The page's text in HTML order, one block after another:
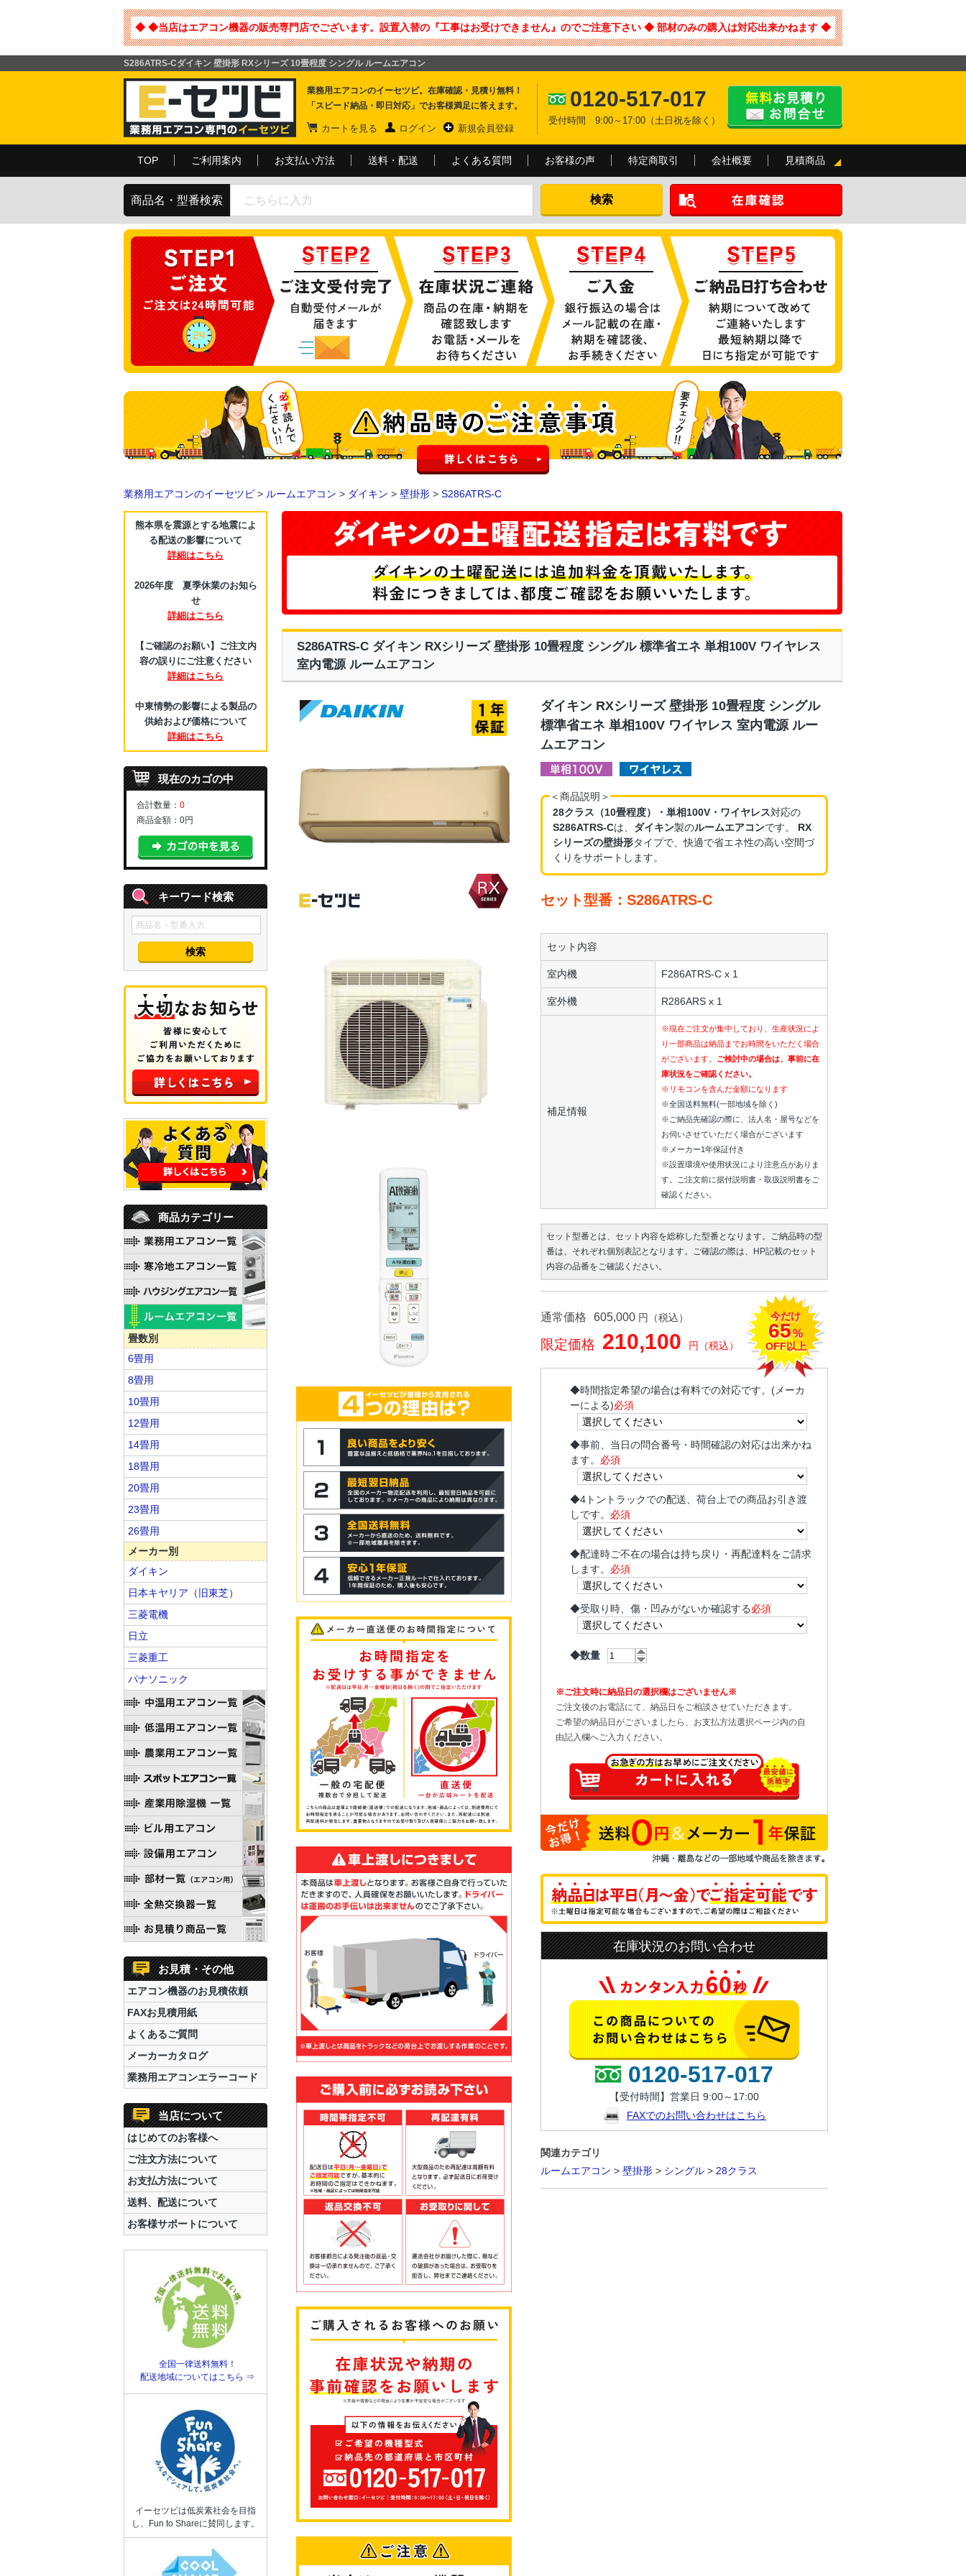
◆ ◆当店はエアコン機器の販売専門店でございます。設置入替の『工事はお受けできません』のでご注意下さい ◆ 部材のみの購入は対応出来かねます ◆
S286ATRS-Cダイキン 壁掛形 RXシリーズ 10畳程度 シングル ルームエアコン
業務用エアコンのイーセツビ。在庫確認・見積り無料！
「スピード納品・即日対応」でお客様満足に答えます。
カートを見る ログイン 新規会員登録
0120-517-017
受付時間 9:00～17:00（土日祝を除く）
TOP ご利用案内 お支払い方法 送料・配送 よくある質問 お客様の声 特定商取引 会社概要 見積商品
商品名・型番検索
業務用エアコンのイーセツビ > ルームエアコン > ダイキン > 壁掛形 > S286ATRS-C
S286ATRS-C ダイキン RXシリーズ 壁掛形 10畳程度 シングル 標準省エネ 単相100V ワイヤレス
室内電源 ルームエアコン
ダイキン RXシリーズ 壁掛形 10畳程度 シングル
標準省エネ 単相100V ワイヤレス 室内電源 ルー
ムエアコン
＜商品説明＞
28クラス（10畳程度）・単相100V・ワイヤレス対応の
S286ATRS-Cは、 ダイキン製のルームエアコンです。 RX
シリーズの壁掛形タイプで、快適で省エネ性の高い空間づ
くりをサポートします。
セット型番：S286ATRS-C
セット内容
室内機 F286ATRS-C x 1
室外機 R286ARS x 1
補足情報
※現在ご注文が集中しており、生産状況によ
り一部商品は納品までお時間をいただく場合
がございます。 ご検討中の場合は、事前に在
庫状況をご確認ください。
※リモコンを含んだ金額になります
※全国送料無料(一部地域を除く)
※ご納品先確認の際に、法人名・屋号などを
お伺いさせていただく場合がございます
※メーカー1年保証付き
※設置環境や使用状況により注意点がありま
す。ご注文前に据付説明書・取扱説明書をご
確認ください。
セット型番とは、セット内容を総称した型番となります。ご納品時の型
番は、それぞれ個別表記となります。ご確認の際は、HP記載のセット
内容の品番をご確認ください。
通常価格 605,000 円（税込）
限定価格 210,100 円（税込）
今だけ
65%
OFF以上
◆時間指定希望の場合は有料での対応です。(メーカ
ーによる)必須
◆事前、当日の問合番号・時間確認の対応は出来かね
ます。 必須
◆4トントラックでの配送、荷台上での商品お引き渡
しです。 必須
◆配達時ご不在の場合は持ち戻り・再配達料をご請求
します。 必須
◆受取り時、傷・凹みがないか確認する必須
◆数量
※ご注文時に納品日の選択欄はございません※
ご注文後のお電話にて、納品日をご相談させていただきます。
ご希望の納品日がございましたら、お支払方法選択ページ内の自
由記入欄へご入力ください。
在庫状況のお問い合わせ
0120-517-017
【受付時間】営業日 9:00～17:00
FAXでのお問い合わせはこちら
関連カテゴリ
ルームエアコン > 壁掛形 > シングル > 28クラス
熊本県を震源とする地震によ
る配送の影響について
詳細はこちら
2026年度 夏季休業のお知ら
せ
詳細はこちら
【ご確認のお願い】ご注文内
容の誤りにご注意ください
詳細はこちら
中東情勢の影響による製品の
供給および価格について
詳細はこちら
現在のカゴの中
合計数量： 0
商品金額： 0円
キーワード検索
商品カテゴリー
畳数別
6畳用
8畳用
10畳用
12畳用
14畳用
18畳用
20畳用
23畳用
26畳用
メーカー別
ダイキン
日本キヤリア（旧東芝）
三菱電機
日立
三菱重工
パナソニック
お見積・その他
エアコン機器のお見積依頼
FAXお見積用紙
よくあるご質問
メーカーカタログ
業務用エアコンエラーコード
当店について
はじめてのお客様へ
ご注文方法について
お支払方法について
送料、配送について
お客様サポートについて
全国一律送料無料！
配送地域についてはこちら ⇒
イーセツビは低炭素社会を目指
し、Fun to Shareに賛同します。